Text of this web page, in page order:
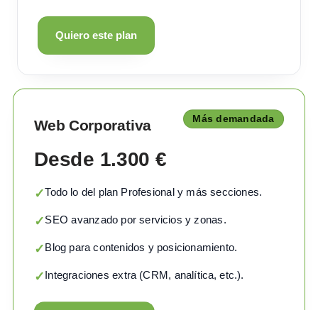
Quiero este plan
Web Corporativa Más demandada
Desde 1.300 €
✓Todo lo del plan Profesional y más secciones.
✓SEO avanzado por servicios y zonas.
✓Blog para contenidos y posicionamiento.
✓Integraciones extra (CRM, analítica, etc.).